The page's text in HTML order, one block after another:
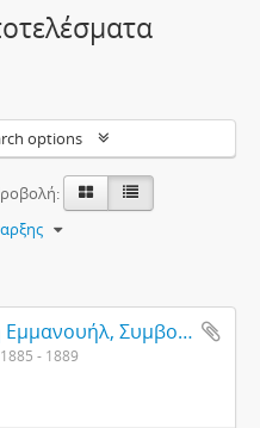
options
Αρχείο Κουσκουμβεκάκη Εμμανουήλ, Συμβολαιογράφου
1885 - 1889